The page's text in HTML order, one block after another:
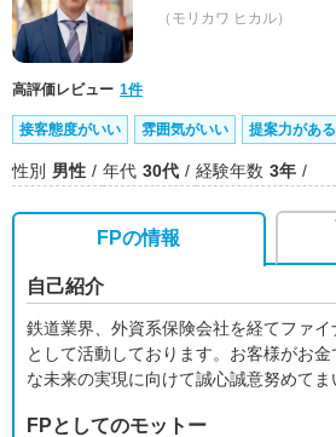
（モリカワ ヒカル）
高評価レビュー 1件
接客態度がいい 雰囲気がいい 提案力がある
性別 男性 年代 30代 経験年数 3年
FPの情報
自己紹介
鉄道業界、外資系保険会社を経てファ
として活動しております。お客様がお
な未来の実現に向けて誠心誠意努めてま
FPとしてのモットー